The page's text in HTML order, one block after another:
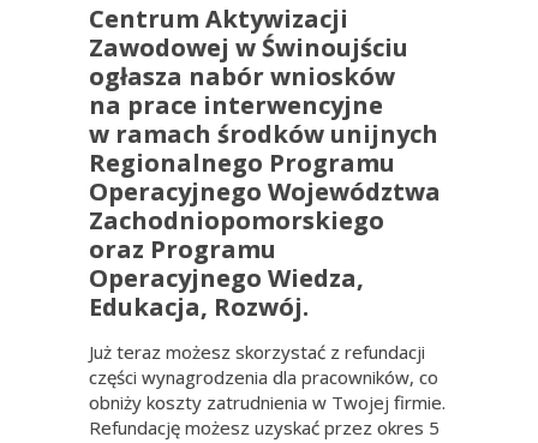
Centrum Aktywizacji
Zawodowej w Świnoujściu
ogłasza nabór wniosków
na prace interwencyjne
w ramach środków unijnych
Regionalnego Programu
Operacyjnego Województwa
Zachodniopomorskiego
oraz Programu
Operacyjnego Wiedza,
Edukacja, Rozwój.
Już teraz możesz skorzystać z refundacji
części wynagrodzenia dla pracowników, co
obniży koszty zatrudnienia w Twojej firmie.
Refundację możesz uzyskać przez okres 5